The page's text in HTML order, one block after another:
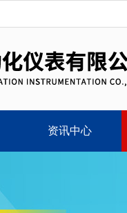
资讯中心